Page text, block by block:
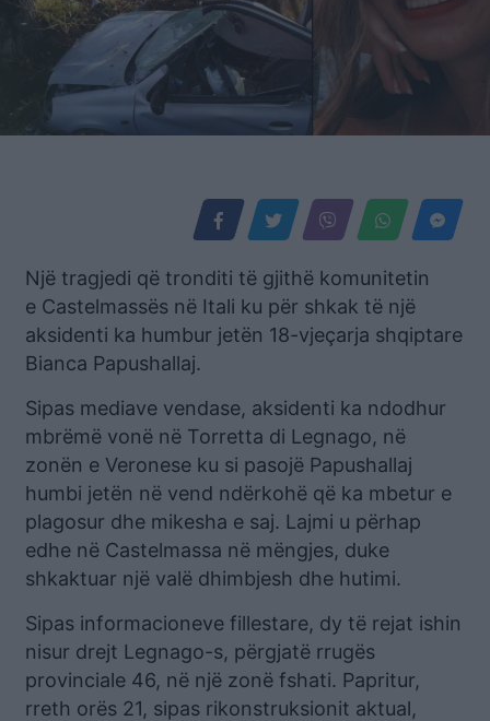
Një tragjedi që tronditi të gjithë komunitetin
e Castelmassës në Itali ku për shkak të një
aksidenti ka humbur jetën 18-vjeçarja shqiptare
Bianca Papushallaj.
Sipas mediave vendase, aksidenti ka ndodhur
mbrëmë vonë në Torretta di Legnago, në
zonën e Veronese ku si pasojë Papushallaj
humbi jetën në vend ndërkohë që ka mbetur e
plagosur dhe mikesha e saj. Lajmi u përhap
edhe në Castelmassa në mëngjes, duke
shkaktuar një valë dhimbjesh dhe hutimi.
Sipas informacioneve fillestare, dy të rejat ishin
nisur drejt Legnago-s, përgjatë rrugës
provinciale 46, në një zonë fshati. Papritur,
rreth orës 21, sipas rikonstruksionit aktual,